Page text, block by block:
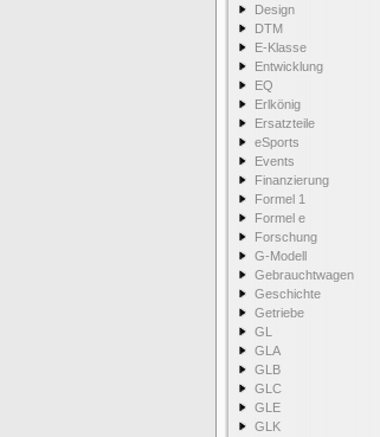
Design
DTM
E-Klasse
Entwicklung
EQ
Erlkönig
Ersatzteile
eSports
Events
Finanzierung
Formel 1
Formel e
Forschung
G-Modell
Gebrauchtwagen
Geschichte
Getriebe
GL
GLA
GLB
GLC
GLE
GLK